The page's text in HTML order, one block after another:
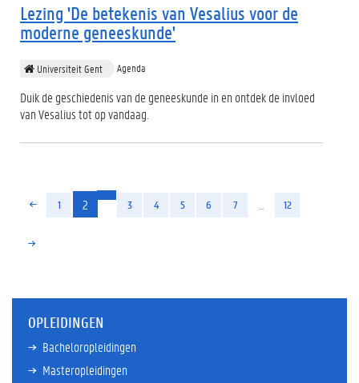
Lezing 'De betekenis van Vesalius voor de
moderne geneeskunde'
Universiteit Gent Agenda
Duik de geschiedenis van de geneeskunde in en ontdek de invloed
van Vesalius tot op vandaag.
1 2 (huidige)
3 4 5 6 7 12
OPLEIDINGEN
Bacheloropleidingen
Masteropleidingen